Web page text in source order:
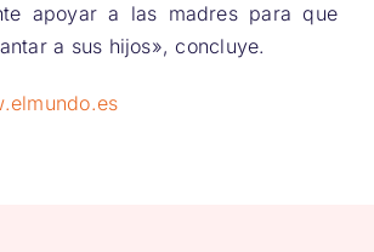
apoyar a las madres para que
a sus hijos», concluye.